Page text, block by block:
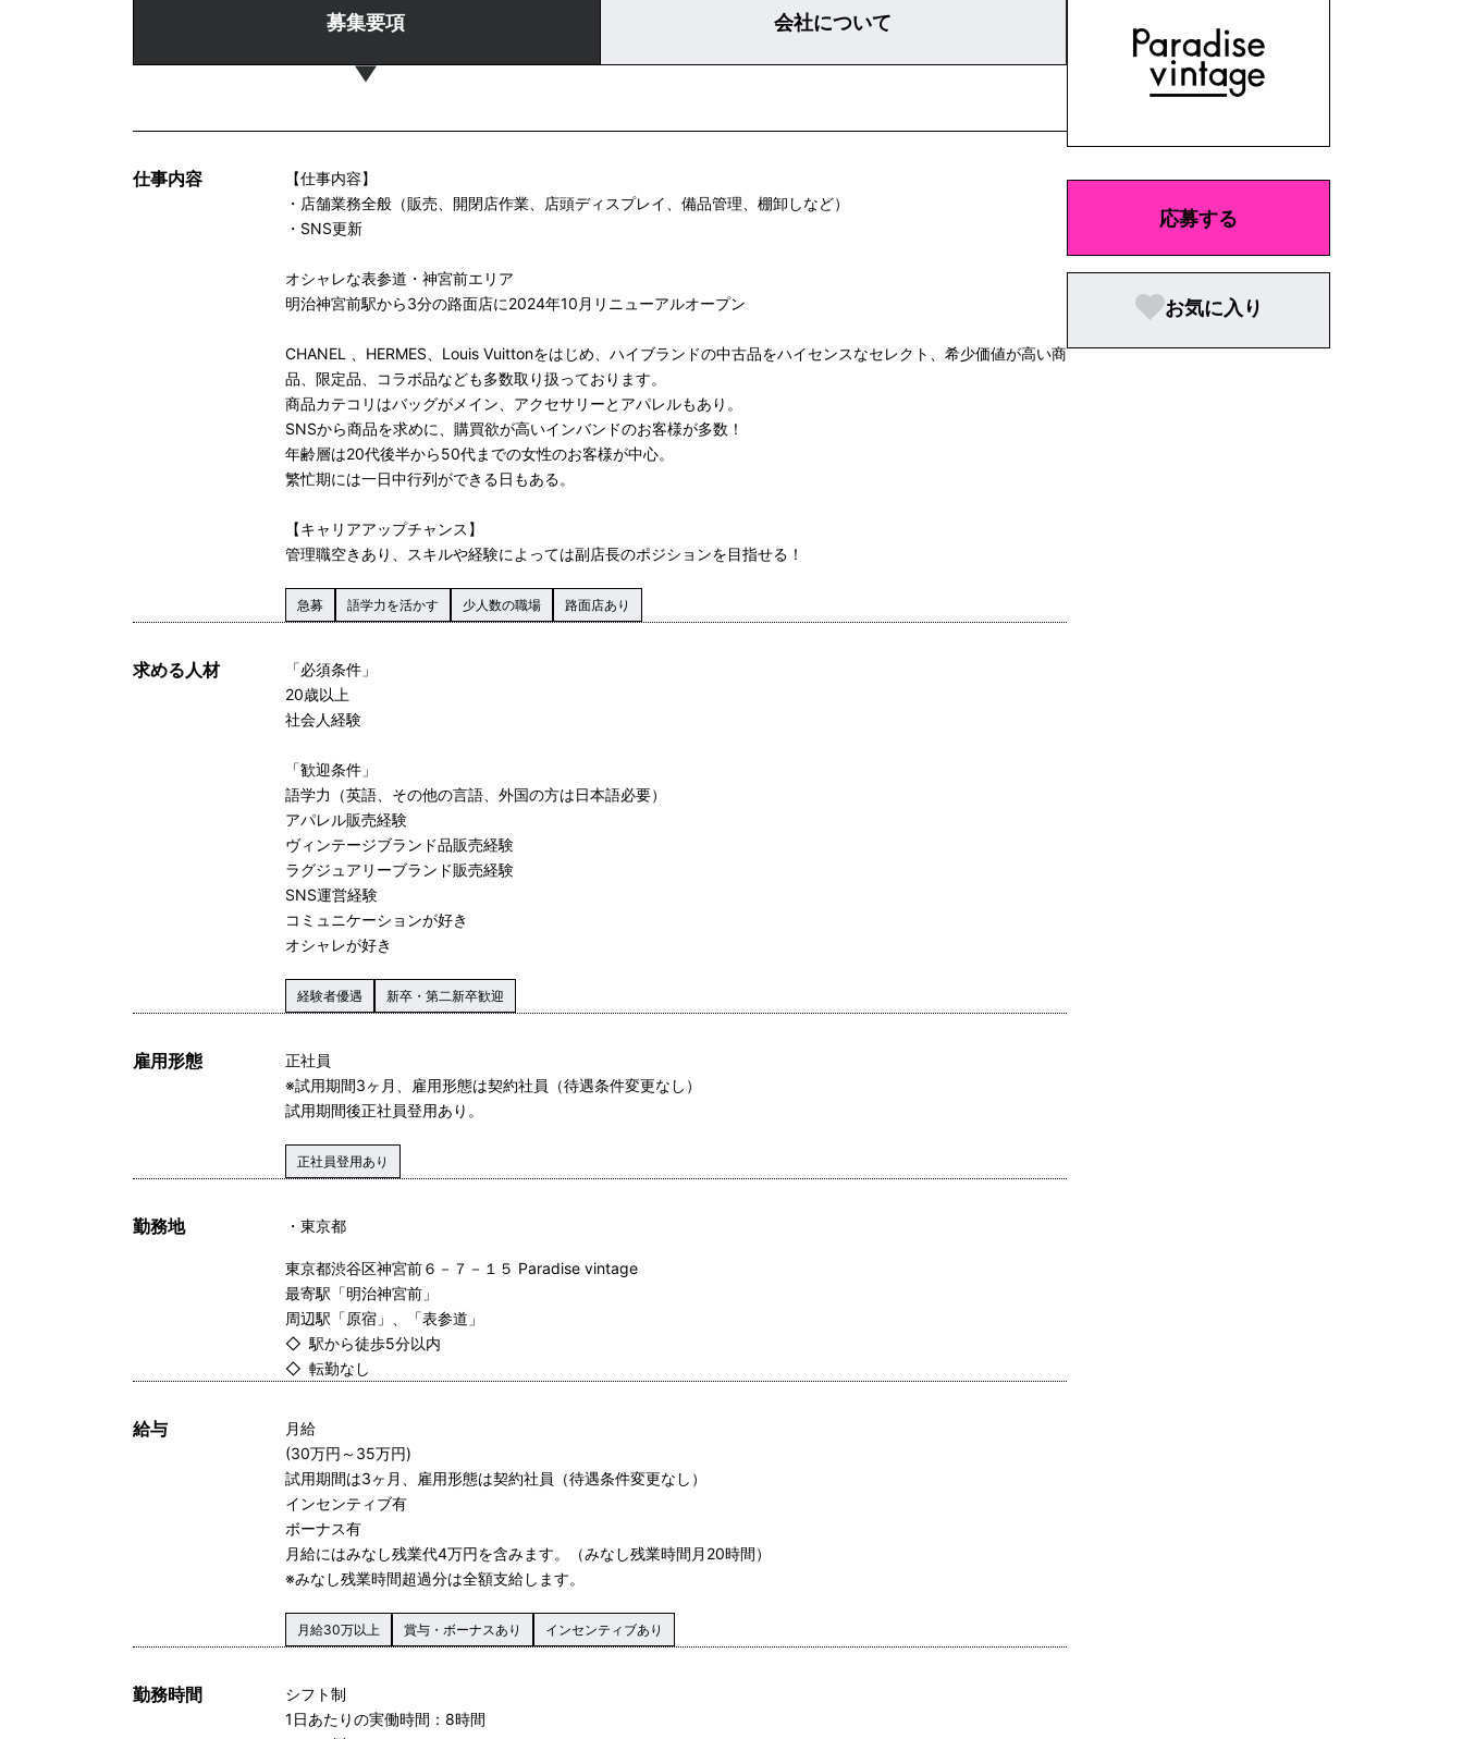
募集要項 会社について
仕事内容
【仕事内容】
・店舗業務全般（販売、開閉店作業、店頭ディスプレイ、備品管理、棚卸しなど）
・SNS更新
オシャレな表参道・神宮前エリア
明治神宮前駅から3分の路面店に2024年10月リニューアルオープン
CHANEL 、HERMES、Louis Vuittonをはじめ、ハイブランドの中古品をハイセンスなセレクト、希少価値が高い商
品、限定品、コラボ品なども多数取り扱っております。
商品カテコリはバッグがメイン、アクセサリーとアパレルもあり。
SNSから商品を求めに、購買欲が高いインバンドのお客様が多数！
年齢層は20代後半から50代までの女性のお客様が中心。
繁忙期には一日中行列ができる日もある。
【キャリアアップチャンス】
管理職空きあり、スキルや経験によっては副店長のポジションを目指せる！
急募 語学力を活かす 少人数の職場 路面店あり
求める人材
「必須条件」
20歳以上
社会人経験
「歓迎条件」
語学力（英語、その他の言語、外国の方は日本語必要）
アパレル販売経験
ヴィンテージブランド品販売経験
ラグジュアリーブランド販売経験
SNS運営経験
コミュニケーションが好き
オシャレが好き
経験者優遇 新卒・第二新卒歓迎
雇用形態
正社員
※試用期間3ヶ月、雇用形態は契約社員（待遇条件変更なし）
試用期間後正社員登用あり。
正社員登用あり
勤務地 東京都
東京都渋谷区神宮前６－７－１５ Paradise vintage
最寄駅「明治神宮前」
周辺駅「原宿」、「表参道」
◇ 駅から徒歩5分以内
◇ 転勤なし
給与
月給
(30万円～35万円)
試用期間は3ヶ月、雇用形態は契約社員（待遇条件変更なし）
インセンティブ有
ボーナス有
月給にはみなし残業代4万円を含みます。（みなし残業時間月20時間）
※みなし残業時間超過分は全額支給します。
月給30万以上 賞与・ボーナスあり インセンティブあり
勤務時間
シフト制
1日あたりの実働時間：8時間
応募する
お気に入り